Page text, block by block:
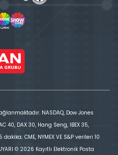
NASDAQ, Dow Jones
40, DAX 30, Hang Seng, IBEX 35,
CME, NYMEX VE S&P verileri 10
© 2026 Kayıtlı Elektronik Posta